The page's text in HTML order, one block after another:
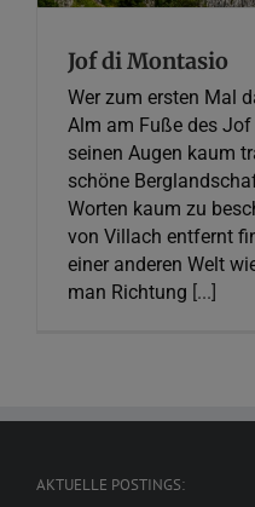
Jof di Montasio
Wer zum ersten Mal
Alm am Fuße des
seinen Augen kaum
schöne
Worten kaum zu
von Villach entfernt
einer anderen Welt
man Richtung [...]
AKTUELLE POSTINGS: